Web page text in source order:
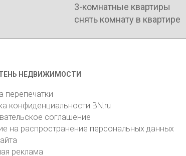
3-комнатные квартиры
снять комнату в квартире
НЕДВИЖИМОСТИ
перепечатки
конфиденциальности BN.ru
соглашение
на распространение персональных данных
реклама